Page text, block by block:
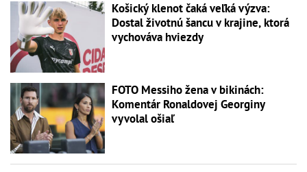
Košický klenot čaká veľká výzva:
Dostal životnú šancu v krajine, ktorá
vychováva hviezdy
FOTO Messiho žena v bikinách:
Komentár Ronaldovej Georginy
vyvolal ošiaľ